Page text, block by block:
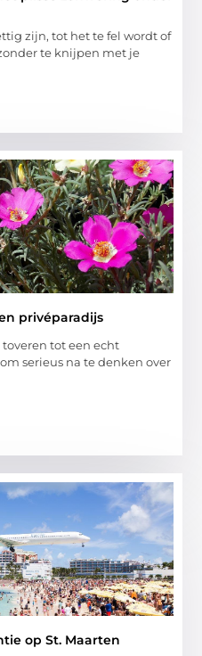
zijn, tot het te fel wordt of
te knijpen met je
privéparadijs
tot een echt
serieus na te denken over
op St. Maarten